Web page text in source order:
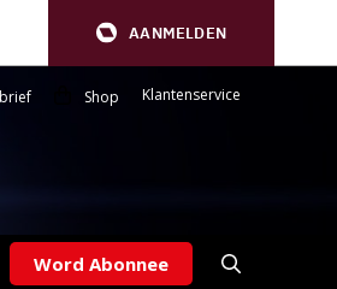
AANMELDEN
Shop Klantenservice
Word Abonnee